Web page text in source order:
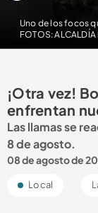
Uno de los focos
FOTOS:
¡Otra vez!
enfrentan
Las llamas se
8 de agosto.
08 de agosto de
Local